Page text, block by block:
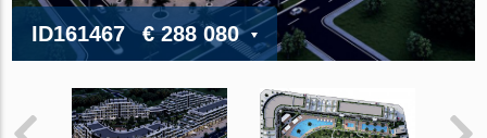
ID161467 € 288 080